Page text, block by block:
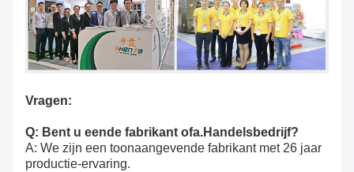
Vragen:
Q: Bent u eende fabrikant ofa.Handelsbedrijf?
A: We zijn een toonaangevende fabrikant met 26 jaar
productie-ervaring.